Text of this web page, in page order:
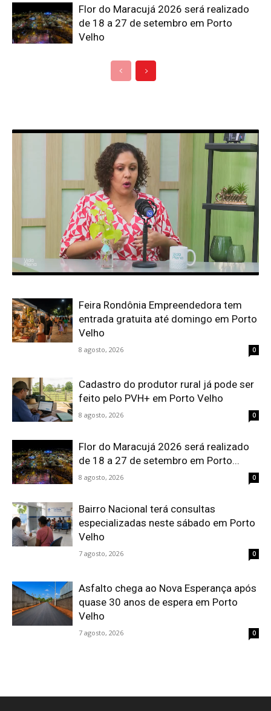
Flor do Maracujá 2026 será realizado
de 18 a 27 de setembro em Porto
Velho
Feira Rondônia Empreendedora tem
entrada gratuita até domingo em Porto
Velho
8 agosto, 2026 0
Cadastro do produtor rural já pode ser
feito pelo PVH+ em Porto Velho
8 agosto, 2026 0
Flor do Maracujá 2026 será realizado
de 18 a 27 de setembro em Porto...
8 agosto, 2026 0
Bairro Nacional terá consultas
especializadas neste sábado em Porto
Velho
7 agosto, 2026 0
Asfalto chega ao Nova Esperança após
quase 30 anos de espera em Porto
Velho
7 agosto, 2026 0